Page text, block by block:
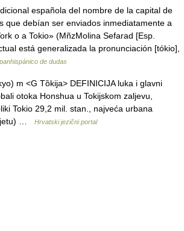
española del nombre de la capital de
que debían ser enviados inmediatamente a
o a Tokio» (MñzMolina Sefarad [Esp.
está generalizada la pronunciación [tókio],
de dudas
m <G Tȍkija> DEFINICIJA luka i glavni
otoka Honshua u Tokijskom zaljevu,
Tokio 29,2 mil. stan., najveća urbana
…
Hrvatski jezični portal